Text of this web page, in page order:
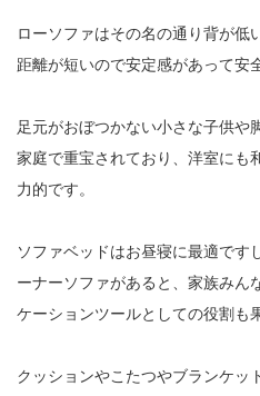
ローソファはその名の通り背が低
距離が短いので安定感があって安
足元がおぼつかない小さな子供や
家庭で重宝されており、洋室にも
力的です。
ソファベッドはお昼寝に最適です
ーナーソファがあると、家族みん
ケーションツールとしての役割も
クッションやこたつやブランケッ